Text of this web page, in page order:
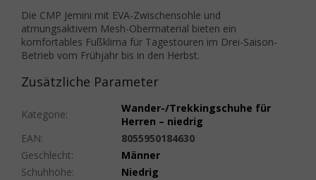
Die CMP Jemini mit EVA-Zwischensohle und
atmungsaktivem Mesh-Obermaterial bieten ein
komfortables Fußklima für Tagestouren im Drei-Saison-
Betrieb vom Frühjahr bis in den Herbst.
Zusätzliche Parameter
Kategorie:
Wander-/Trekkingschuhe für
Herren – niedrig
EAN:
8055950184630
Geschlecht:
Männer
Schuhhöhe:
Niedrig